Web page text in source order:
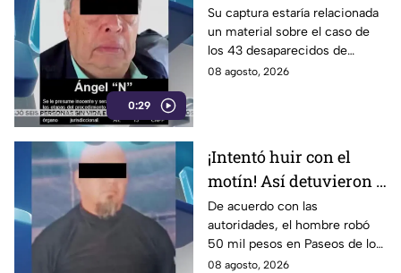
0:29
Guerrero, Ángel
Aguirre Rivero
Su captura estaría relacionada
un material sobre el caso de
los 43 desaparecidos de
Ayotzinapa
08 agosto, 2026
¡Intentó huir con el
motín! Así detuvieron a
un presunto
responsable de asaltar
a su víctima en León
De acuerdo con las
autoridades, el hombre robó
50 mil pesos en Paseos de los
Insurgentes
08 agosto, 2026